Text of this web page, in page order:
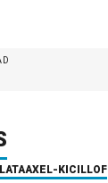
AXEL-KICILLOF